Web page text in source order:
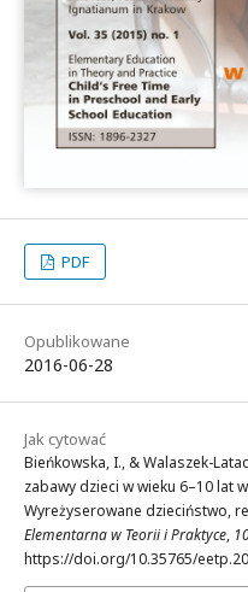
PDF
Opublikowane
2016-06-28
Jak cytować
Bieńkowska, I., & Walaszek-
zabawy dzieci w wieku 6–10 lat
Wyreżyserowane dzieciństwo,
Elementarna w Teorii i Praktyce,
https://doi.org/10.35765/